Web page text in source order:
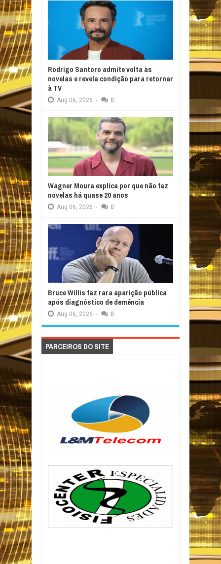
Rodrigo Santoro admite volta às
novelas e revela condição para retornar
à TV
Aug 06, 2026 - 0
Wagner Moura explica por que não faz
novelas há quase 20 anos
Aug 06, 2026 - 0
Bruce Willis faz rara aparição pública
após diagnóstico de demência
Aug 06, 2026 - 0
PARCEIROS DO SITE